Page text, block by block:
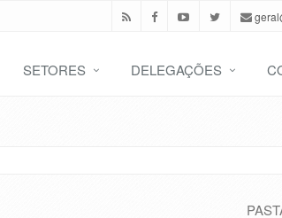
SETORES DELEGAÇÕES